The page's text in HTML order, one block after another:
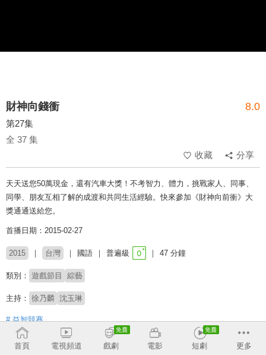
財神向錢衝 8.0
第27集
全 37 集
收藏
分享
天天送您50萬現金，還有汽車大獎！不考智力、體力，挑戰家人、同事、
同學、朋友互相了解的成渡和共同生活經驗。快來參加《財神向前衝》大
獎通通送給您。
首播日期：2015-02-27
2015 台灣 國語 普遍級 47 分鐘
類別： 遊戲節目 綜藝
主持： 徐乃麟 沈玉琳
# 益智競賽
首頁 電視頻道 戲劇 電影 短劇 更多